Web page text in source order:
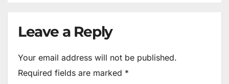
Leave a Reply
Your email address will not be published.
Required fields are marked *